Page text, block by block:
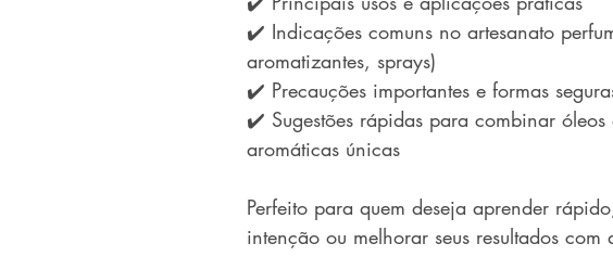
✔️ Indicações comuns no artesanato
aromatizantes, sprays)
✔️ Precauções importantes e formas
✔️ Sugestões rápidas para combinar
aromáticas únicas
Perfeito para quem deseja aprender
intenção ou melhorar seus resultados com